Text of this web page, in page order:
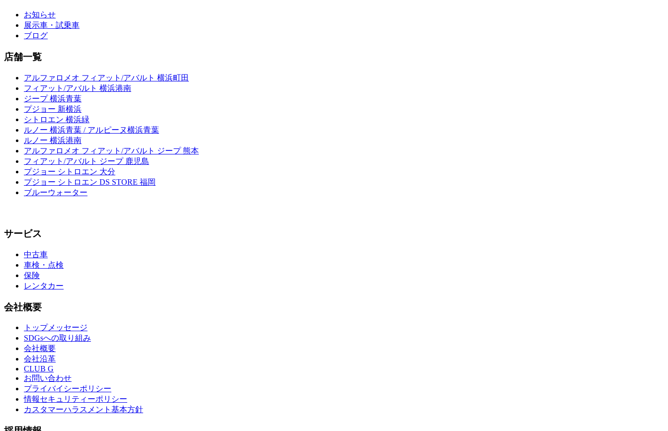
お知らせ
展示車・試乗車
ブログ
店舗一覧
アルファロメオ フィアット/アバルト 横浜町田
フィアット/アバルト 横浜港南
ジープ 横浜青葉
プジョー 新横浜
シトロエン 横浜緑
ルノー 横浜青葉 / アルピーヌ横浜青葉
ルノー 横浜港南
アルファロメオ フィアット/アバルト ジープ 熊本
フィアット/アバルト ジープ 鹿児島
プジョー シトロエン 大分
プジョー シトロエン DS STORE 福岡
ブルーウォーター
サービス
中古車
車検・点検
保険
レンタカー
会社概要
トップメッセージ
SDGsへの取り組み
会社概要
会社沿革
CLUB G
お問い合わせ
プライバイシーポリシー
情報セキュリティーポリシー
カスタマーハラスメント基本方針